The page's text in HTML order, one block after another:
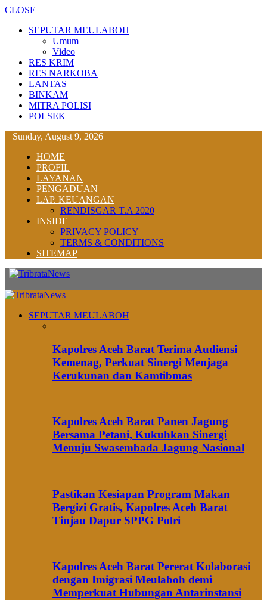
CLOSE
SEPUTAR MEULABOH
Umum
Video
RES KRIM
RES NARKOBA
LANTAS
BINKAM
MITRA POLISI
POLSEK
Sunday, August 9, 2026
HOME
PROFIL
LAYANAN
PENGADUAN
LAP. KEUANGAN
RENDISGAR T.A 2020
INSIDE
PRIVACY POLICY
TERMS & CONDITIONS
SITEMAP
SEPUTAR MEULABOH
Kapolres Aceh Barat Terima Audiensi
Kemenag, Perkuat Sinergi Menjaga
Kerukunan dan Kamtibmas
Kapolres Aceh Barat Panen Jagung
Bersama Petani, Kukuhkan Sinergi
Menuju Swasembada Jagung Nasional
Pastikan Kesiapan Program Makan
Bergizi Gratis, Kapolres Aceh Barat
Tinjau Dapur SPPG Polri
Kapolres Aceh Barat Pererat Kolaborasi
dengan Imigrasi Meulaboh demi
Memperkuat Hubungan Antarinstansi